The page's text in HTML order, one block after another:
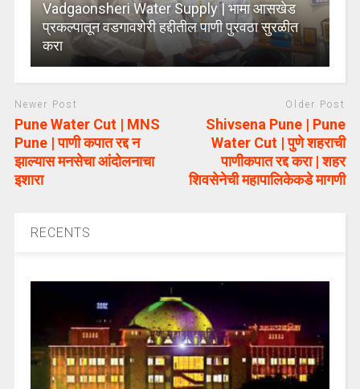
Vadgaonsheri Water Supply | भामा आसखेड
प्रकल्पातून वडगावशेरी हद्दीतील पाणी पुरवठा सुरळीत
करा
Newer Post
Pune Water Cut | MNS
Pune | पाणी कपात रद्द न
झाल्यास मनसेचा आंदोलनाचा
इशारा
Older Post
Shivsena Pune | Pune
Water Cut | पुणे शहराची
पाणीकपात रद्द करा | शहर
शिवसेनेची महापालिकेकडे मागणी
RECENTS